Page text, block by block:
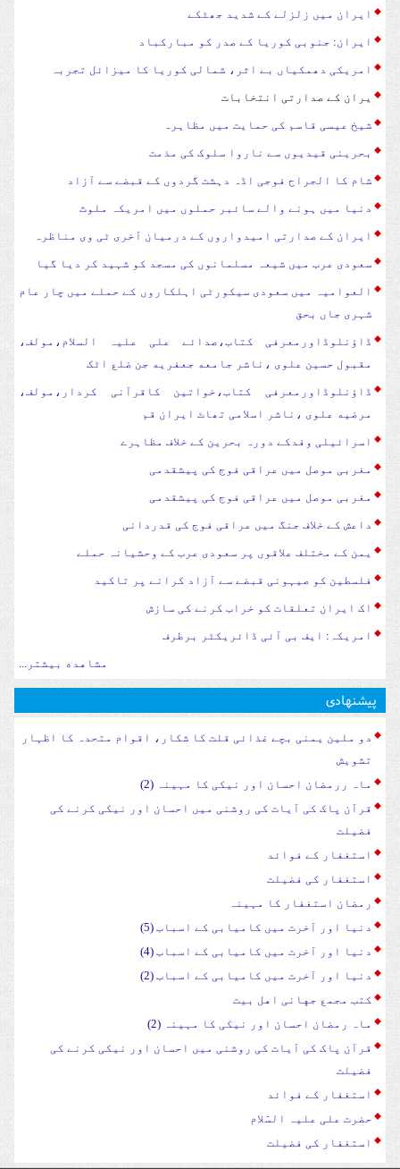
ایران میں زلزلے کے شدید جھٹکے
ایران: جنوبی کوریا کے صدر کو مبارکباد
امریکی دھمکیاں بے اثر، شمالی کوریا کا میزائل تجربہ
یران کے صدارتی انتخابات
شیخ عیسی قاسم کی حمایت میں مظاہرہ
بحرینی قیدیوں سے ناروا سلوک کی مذمت
شام کا الجراح فوجی اڈہ دہشت گردوں کے قبضے سے آزاد
دنیا میں ہونے والے سائبر حملوں میں امریکہ ملوث
ایران کے صدارتی امیدواروں کے درمیان آخری ٹی وی مناظرہ
سعودی عرب میں شیعہ مسلمانوں کی مسجد کو شہید کر دیا گیا
العوامیہ میں سعودی سیکورٹی اہلکاروں کے حملے میں چار عام
شہری جاں بحق
ڈاؤنلوڈاورمعرفی کتاب،صدائے علی علیہ السلام،مولف،
مقبول حسین علوی ،ناشر جامعه جعفریه جن ضلع اٹک
ڈاؤنلوڈاورمعرفی کتاب،خواتین کاقرآنی کردار،مولف،
مرضیه علوی ،ناشر اسلامی تھاٹ ایران قم
اسرائیلی وفدکے دورہ بحرین کے خلاف مظاہرے
مغربی موصل میں عراقی فوج کی پیشقدمی
مغربی موصل میں عراقی فوج کی پیشقدمی
داعش کے خلاف جنگ میں عراقی فوج کی قدردانی
یمن کے مختلف علاقوں پر سعودی عرب کے وحشیانہ حملے
فلسطین کو صیہونی قبضے سے آزاد کرانے پر تاکید
اک ایران تعلقات کو خراب کرنے کی سازش
امریکہ: ایف بی آئی ڈائریکٹر برطرف
مشاهده بیشتر...
پیشنهادی
دو ملین یمنی بچے غذائی قلت کا شکار، اقوام متحدہ کا اظہار
تشویش
ماہ ررمضان احسان اور نیکی کا مہینہ (2)
قرآن پاک کی آیات کی روشنی میں احسان اور نیکی کرنے کی
فضیلت
استغفار کے فوائد
استغفار کی فضیلت
رمضان استغفار کا مہینہ
دنیا اور آخرت میں کامیابی کے اسباب (5)
دنیا اور آخرت میں کامیابی کے اسباب (4)
دنیا اور آخرت میں کامیابی کے اسباب (2)
کتب مجمع جهانی اهل بیت
ماہ رمضان احسان اور نیکی کا مہینہ (2)
قرآن پاک کی آیات کی روشنی میں احسان اور نیکی کرنے کی
فضیلت
استغفار کے فوائد
حضرت علی علیہ السّلام
استغفار کی فضیلت